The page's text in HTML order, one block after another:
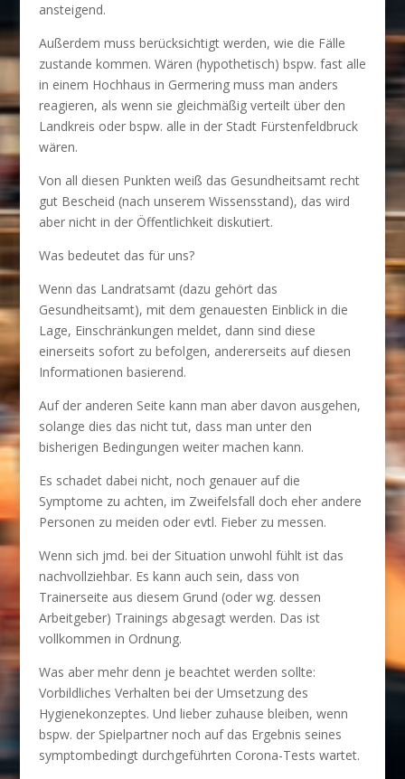
ansteigend.
Außerdem muss berücksichtigt werden, wie die Fälle
zustande kommen. Wären (hypothetisch) bspw. fast alle
in einem Hochhaus in Germering muss man anders
reagieren, als wenn sie gleichmäßig verteilt über den
Landkreis oder bspw. alle in der Stadt Fürstenfeldbruck
wären.
Von all diesen Punkten weiß das Gesundheitsamt recht
gut Bescheid (nach unserem Wissensstand), das wird
aber nicht in der Öffentlichkeit diskutiert.
Was bedeutet das für uns?
Wenn das Landratsamt (dazu gehört das
Gesundheitsamt), mit dem genauesten Einblick in die
Lage, Einschränkungen meldet, dann sind diese
einerseits sofort zu befolgen, andererseits auf diesen
Informationen basierend.
Auf der anderen Seite kann man aber davon ausgehen,
solange dies das nicht tut, dass man unter den
bisherigen Bedingungen weiter machen kann.
Es schadet dabei nicht, noch genauer auf die
Symptome zu achten, im Zweifelsfall doch eher andere
Personen zu meiden oder evtl. Fieber zu messen.
Wenn sich jmd. bei der Situation unwohl fühlt ist das
nachvollziehbar. Es kann auch sein, dass von
Trainerseite aus diesem Grund (oder wg. dessen
Arbeitgeber) Trainings abgesagt werden. Das ist
vollkommen in Ordnung.
Was aber mehr denn je beachtet werden sollte:
Vorbildliches Verhalten bei der Umsetzung des
Hygienekonzeptes. Und lieber zuhause bleiben, wenn
bspw. der Spielpartner noch auf das Ergebnis seines
symptombedingt durchgeführten Corona-Tests wartet.